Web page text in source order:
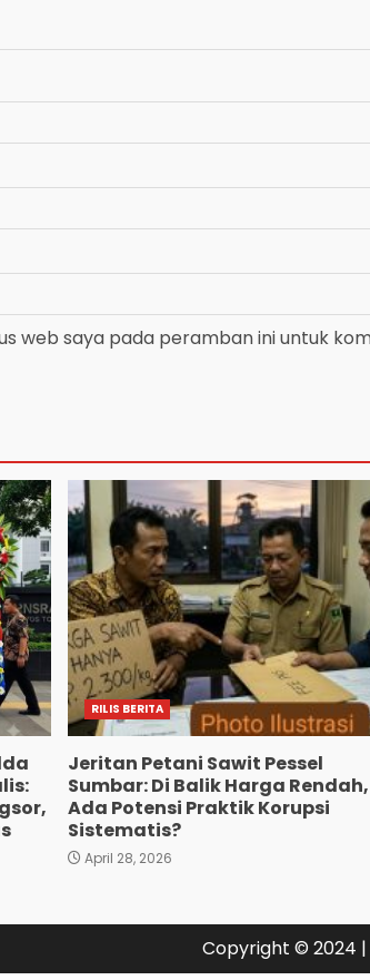
web saya pada peramban ini untuk
RILIS BERITA
Jeritan Petani Sawit Pessel
Sumbar: Di Balik Harga Rendah,
Ada Potensi Praktik Korupsi
Sistematis?
April 28, 2026
Copyright © 2024 |